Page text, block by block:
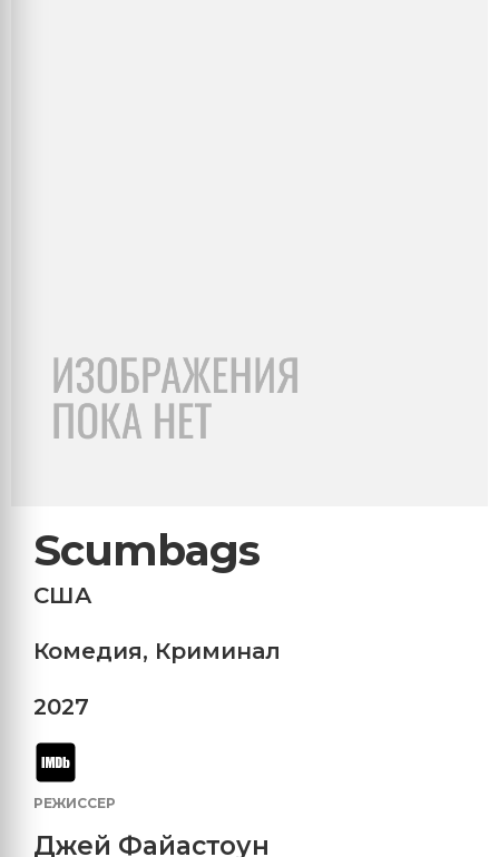
Scumbags
США
Комедия, Криминал
2027
РЕЖИССЕР
Джей Файастоун